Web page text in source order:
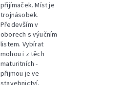
přijímaček. Míst je
trojnásobek.
Především v
oborech s výučním
listem. Vybírat
mohou i z těch
maturitních -
přijmou je ve
stavebnictví,